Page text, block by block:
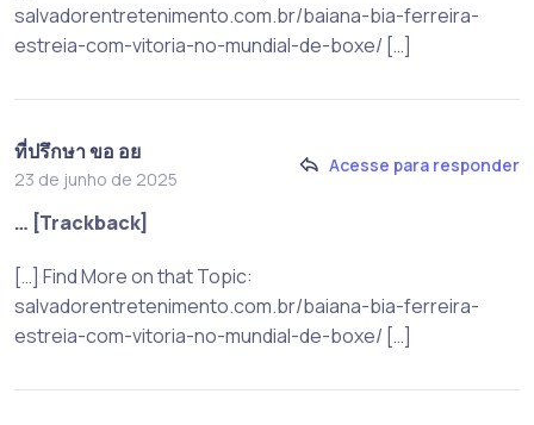
salvadorentretenimento.com.br/baiana-bia-ferreira-
estreia-com-vitoria-no-mundial-de-boxe/ […]
ที่ปรึกษา ขอ อย
23 de junho de 2025
Acesse para responder
… [Trackback]
[…] Find More on that Topic:
salvadorentretenimento.com.br/baiana-bia-ferreira-
estreia-com-vitoria-no-mundial-de-boxe/ […]